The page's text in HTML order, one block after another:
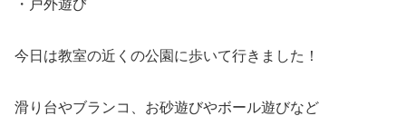
・戸外遊び
今日は教室の近くの公園に歩いて行きました！
滑り台やブランコ、お砂遊びやボール遊びなど